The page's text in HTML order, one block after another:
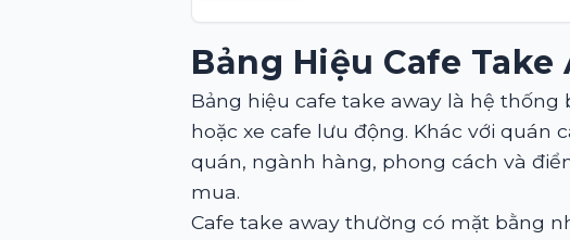
Bảng Hiệu Cafe Take
Bảng hiệu cafe take away là hệ
hoặc xe cafe lưu động. Khác với quán
quán, ngành hàng, phong cách và
mua.
Cafe take away thường có mặt bằng